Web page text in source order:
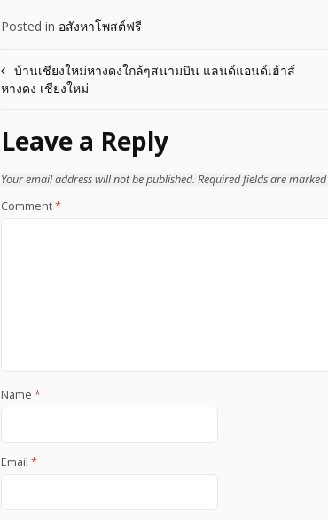
Posted in อสังหาโพสต์ฟรี
Post
บ้านเชียงใหม่หางดงใกล้ๆสนามบิน แลนด์แอนด์เฮ้าส์
หางดง เชียงใหม่
Leave a Reply
Your email address will not be published. Required fields are marked
Comment*
Name *
Email *